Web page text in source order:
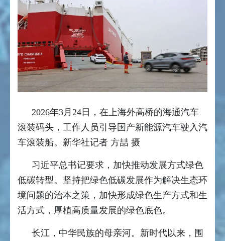
2026年3月24日，在上海外高桥的海通汽车
滚装码头，工作人员引导国产新能源汽车驶入汽
车滚装船。新华社记者 方喆 摄
习近平总书记要求，加快推动发展方式绿色
低碳转型。坚持把绿色低碳发展作为解决生态环
境问题的治本之策，加快形成绿色生产方式和生
活方式，厚植高质量发展的绿色底色。
长江，中华民族的母亲河。新时代以来，围